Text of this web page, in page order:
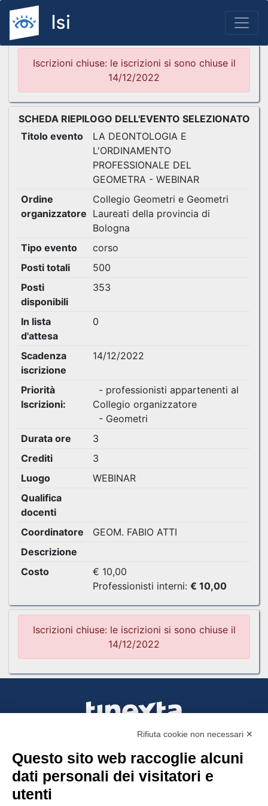
Iscrizioni chiuse: le iscrizioni si sono chiuse il
14/12/2022
SCHEDA RIEPILOGO DELL'EVENTO SELEZIONATO
Titolo evento
LA DEONTOLOGIA E
L'ORDINAMENTO
PROFESSIONALE DEL
GEOMETRA - WEBINAR
Ordine
organizzatore
Collegio Geometri e Geometri
Laureati della provincia di
Bologna
Tipo evento
corso
Posti totali
500
Posti
disponibili
353
In lista
d'attesa
0
Scadenza
iscrizione
14/12/2022
Priorità
Iscrizioni:
- professionisti appartenenti al
Collegio organizzatore
- Geometri
Durata ore
3
Crediti
3
Luogo
WEBINAR
Qualifica
docenti
Coordinatore
GEOM. FABIO ATTI
Descrizione
Costo
€ 10,00
Professionisti interni: € 10,00
Iscrizioni chiuse: le iscrizioni si sono chiuse il
14/12/2022
Tinexta Visura SpA
Piazzale Flaminio 1/b, 00196 Roma, Italia
Rifiuta cookie non necessari ✕
Questo sito web raccoglie alcuni
dati personali dei visitatori e
utenti